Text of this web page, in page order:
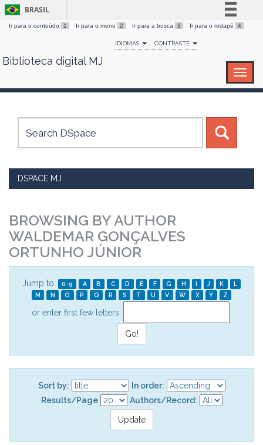
Skip
BRASIL
Simplifique!
Comunica BR
Canais
Ir para o conteúdo 1 Ir para o menu 2 Ir para a busca 3 Ir para o rodapé 4
IDIOMAS CONTRASTE
Biblioteca digital MJ
DSPACE MJ
BROWSING BY AUTHOR
WALDEMAR GONÇALVES
ORTUNHO JÚNIOR
Jump to: 0-9 A B C D E F G H I J K
L
M
N O P Q R S T U V W X Y Z
or enter first few letters:
Sort by:
In order:
Results/Page
Authors/Record: